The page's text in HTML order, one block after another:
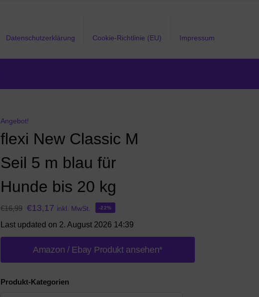
Datenschutzerklärung Cookie-Richtlinie (EU) Impressum
Angebot!
flexi New Classic M
Seil 5 m blau für
Hunde bis 20 kg
€16,99 €13,17 inkl. MwSt. -22%
Last updated on 2. August 2026 14:39
Amazon / Ebay Produkt ansehen*
Produkt-Kategorien